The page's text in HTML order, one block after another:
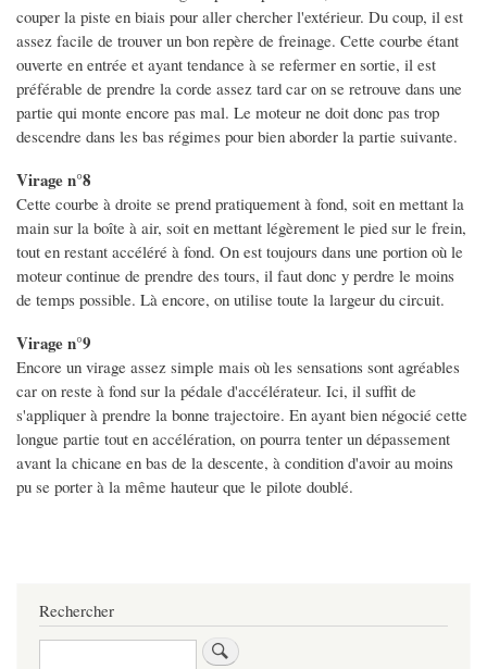
couper la piste en biais pour aller chercher l'extérieur. Du coup, il est
assez facile de trouver un bon repère de freinage. Cette courbe étant
ouverte en entrée et ayant tendance à se refermer en sortie, il est
préférable de prendre la corde assez tard car on se retrouve dans une
partie qui monte encore pas mal. Le moteur ne doit donc pas trop
descendre dans les bas régimes pour bien aborder la partie suivante.
Virage n°8
Cette courbe à droite se prend pratiquement à fond, soit en mettant la
main sur la boîte à air, soit en mettant légèrement le pied sur le frein,
tout en restant accéléré à fond. On est toujours dans une portion où le
moteur continue de prendre des tours, il faut donc y perdre le moins
de temps possible. Là encore, on utilise toute la largeur du circuit.
Virage n°9
Encore un virage assez simple mais où les sensations sont agréables
car on reste à fond sur la pédale d'accélérateur. Ici, il suffit de
s'appliquer à prendre la bonne trajectoire. En ayant bien négocié cette
longue partie tout en accélération, on pourra tenter un dépassement
avant la chicane en bas de la descente, à condition d'avoir au moins
pu se porter à la même hauteur que le pilote doublé.
Rechercher
Rechercher